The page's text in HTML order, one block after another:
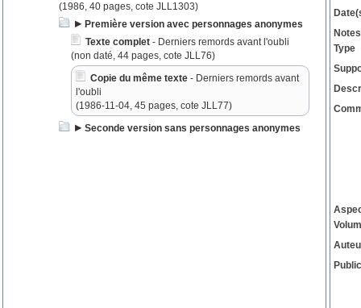
(1986, 40 pages, cote JLL1303)
Première version avec personnages anonymes
Texte complet - Derniers remords avant l'oubli
(non daté, 44 pages, cote JLL76)
Copie du même texte - Derniers remords avant
l'oubli
(1986-11-04, 45 pages, cote JLL77)
Seconde version sans personnages anonymes
Type